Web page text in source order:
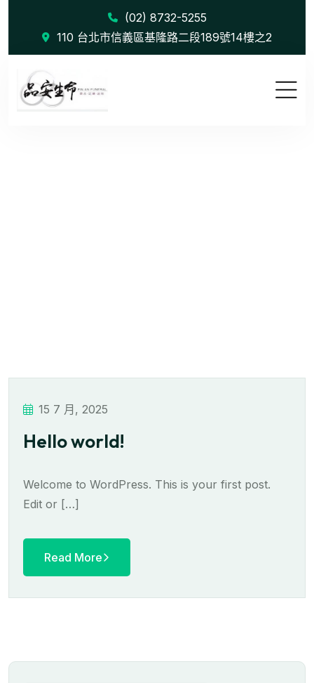
(02) 8732-5255
110 台北市信義區基隆路二段189號14樓之2
15 7 月, 2025
Hello world!
Welcome to WordPress. This is your first post.
Edit or […]
Read More